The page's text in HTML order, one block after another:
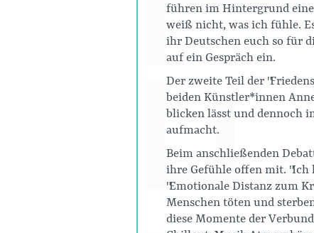
führen im Hintergrund
weiß nicht, was ich fühle.
ihr Deutschen euch so für
auf ein Gespräch ein.
Der zweite Teil der
beiden Künstler*innen
blicken lässt und dennoch
aufmacht.
Beim anschließenden
ihre Gefühle offen mit. "Ich
"Emotionale Distanz zum
Menschen töten und
diese Momente der